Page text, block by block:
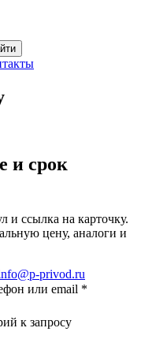
и срок
и ссылка на карточку.
цену, аналоги и
privod.ru
или email *
к запросу